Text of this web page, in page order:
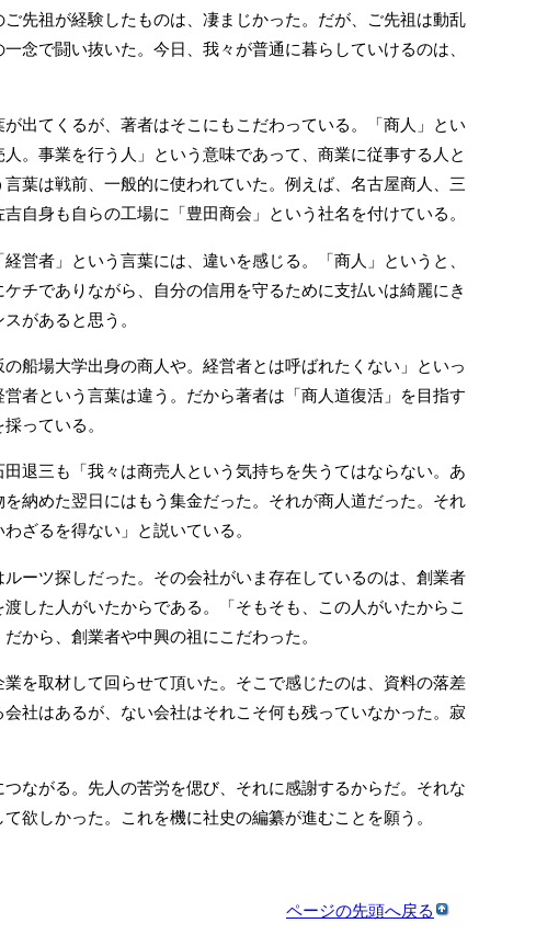
先祖が経験したものは、凄まじかった。だが、ご先祖は動乱
念で闘い抜いた。今日、我々が普通に暮らしていけるのは、
出てくるが、著者はそこにもこだわっている。「商人」とい
。事業を行う人」という意味であって、商業に従事する人と
葉は戦前、一般的に使われていた。例えば、名古屋商人、三
自身も自らの工場に「豊田商会」という社名を付けている。
営者」という言葉には、違いを感じる。「商人」というと、
チでありながら、自分の信用を守るために支払いは綺麗にき
があると思う。
船場大学出身の商人や。経営者とは呼ばれたくない」といっ
者という言葉は違う。だから著者は「商人道復活」を目指す
っている。
退三も「我々は商売人という気持ちを失うてはならない。あ
納めた翌日にはもう集金だった。それが商人道だった。それ
ざるを得ない」と説いている。
ーツ探しだった。その会社がいま存在しているのは、創業者
した人がいたからである。「そもそも、この人がいたからこ
から、創業者や中興の祖にこだわった。
を取材して回らせて頂いた。そこで感じたのは、資料の落差
社はあるが、ない会社はそれこそ何も残っていなかった。寂
ながる。先人の苦労を偲び、それに感謝するからだ。それな
欲しかった。これを機に社史の編纂が進むことを願う。
ページの先頭へ戻る